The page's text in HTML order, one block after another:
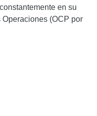
en su
(OCP por